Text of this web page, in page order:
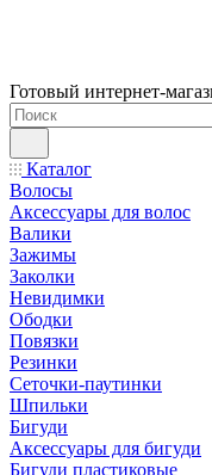
Готовый интернет-
Каталог
Волосы
Аксессуары для волос
Валики
Зажимы
Заколки
Невидимки
Ободки
Повязки
Резинки
Сеточки-паутинки
Шпильки
Бигуди
Аксессуары для бигуди
Бигуди пластиковые